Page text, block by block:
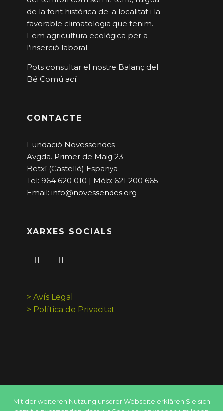
de la font històrica de la localitat i la
favorable climatologia que tenim.
Fem agricultura ecològica per a
l’inserció laboral.
Pots consultar el nostre Balanç del
Bé Comú ací.
CONTACTE
Fundació Novessendes
Avgda. Primer de Maig 23
Betxí (Castelló) Espanya
Tel: 964 620 010 | Mòb: 621 200 665
Email: info@novessendes.org
XARXES SOCIALS
> Avís Legal
> Política de Privacitat
Mit der weiteren Nutzung unserer Webseite erklären Sie sich